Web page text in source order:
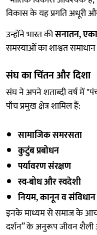
विकास के यह प्रगति अधूरी
उन्होंने भारत कीसनातन,
समस्याओं का शाश्वत समाधान
संघ का चिंतन और दिशा
संघ ने अपने शताब्दी वर्ष में
पाँच प्रमुख क्षेत्र शामिल हैं:
सामाजिक समरसता
कुटुंब प्रबोधन
पर्यावरण संरक्षण
स्व-बोध और स्वदेशी
नियम, कानून व
इनके माध्यम से समाज के
दर्शन” के अनुरूप जीवन शैली